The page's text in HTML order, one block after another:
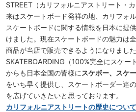
STREET（カリフォルニアストリート・
来はスケートボード発祥の地、カリフォ
スケートボードに関する情報を日本に提
けました。現在スケートボードの魅力は
商品が当店で販売できるようになりまし
SKATEBOARDING（100%完全にスケー
からも日本全国の皆様に スケボー、スケ
をいち早く提供し、スケートボーダー達
を広げていきたいと思っております。
カリフォルニアストリートの歴史について